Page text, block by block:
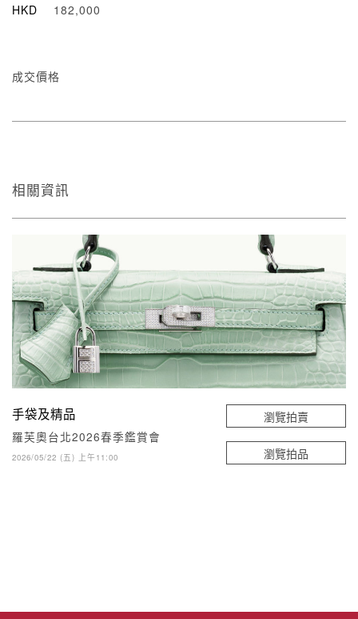
HKD
182,000
成交價格
相關資訊
手袋及精品
羅芙奧台北2026春季鑑賞會
2026/05/22 (五) 上午11:00
瀏覽拍賣
瀏覽拍品